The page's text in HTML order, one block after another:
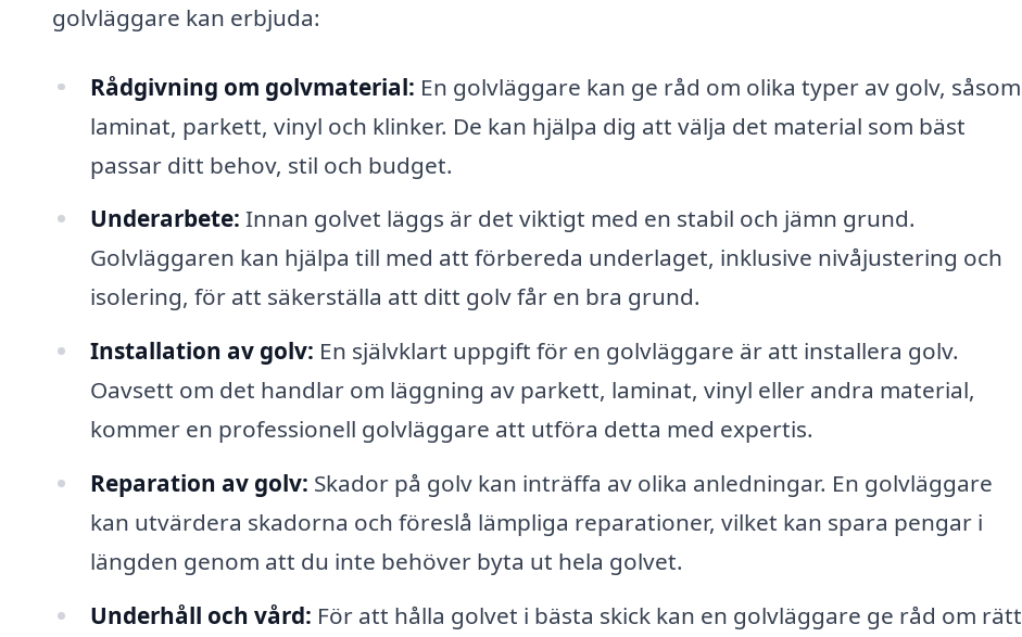
golvläggare kan erbjuda:
Rådgivning om golvmaterial: En golvläggare kan ge råd om olika typer av golv, såsom
laminat, parkett, vinyl och klinker. De kan hjälpa dig att välja det material som bäst
passar ditt behov, stil och budget.
Underarbete: Innan golvet läggs är det viktigt med en stabil och jämn grund.
Golvläggaren kan hjälpa till med att förbereda underlaget, inklusive nivåjustering och
isolering, för att säkerställa att ditt golv får en bra grund.
Installation av golv: En självklart uppgift för en golvläggare är att installera golv.
Oavsett om det handlar om läggning av parkett, laminat, vinyl eller andra material,
kommer en professionell golvläggare att utföra detta med expertis.
Reparation av golv: Skador på golv kan inträffa av olika anledningar. En golvläggare
kan utvärdera skadorna och föreslå lämpliga reparationer, vilket kan spara pengar i
längden genom att du inte behöver byta ut hela golvet.
Underhåll och vård: För att hålla golvet i bästa skick kan en golvläggare ge råd om rätt